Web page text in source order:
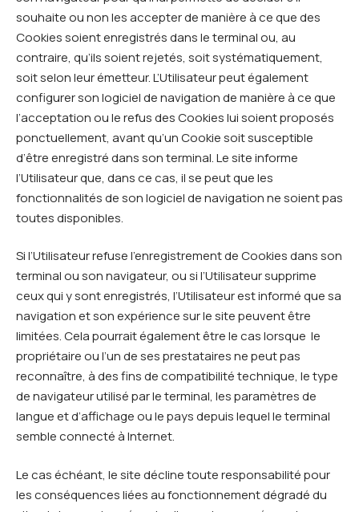
souhaite ou non les accepter de manière à ce que des
Cookies soient enregistrés dans le terminal ou, au
contraire, qu’ils soient rejetés, soit systématiquement,
soit selon leur émetteur. L’Utilisateur peut également
configurer son logiciel de navigation de manière à ce que
l’acceptation ou le refus des Cookies lui soient proposés
ponctuellement, avant qu’un Cookie soit susceptible
d’être enregistré dans son terminal. Le site informe
l’Utilisateur que, dans ce cas, il se peut que les
fonctionnalités de son logiciel de navigation ne soient pas
toutes disponibles.
Si l’Utilisateur refuse l’enregistrement de Cookies dans son
terminal ou son navigateur, ou si l’Utilisateur supprime
ceux qui y sont enregistrés, l’Utilisateur est informé que sa
navigation et son expérience sur le site peuvent être
limitées. Cela pourrait également être le cas lorsque le
propriétaire ou l’un de ses prestataires ne peut pas
reconnaître, à des fins de compatibilité technique, le type
de navigateur utilisé par le terminal, les paramètres de
langue et d’affichage ou le pays depuis lequel le terminal
semble connecté à Internet.
Le cas échéant, le site décline toute responsabilité pour
les conséquences liées au fonctionnement dégradé du